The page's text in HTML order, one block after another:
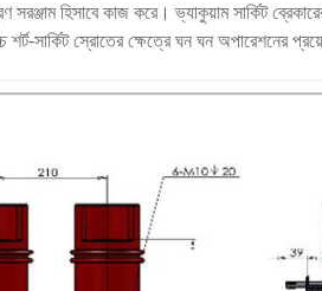
সরঞ্জাম হিসাবে কাজ করে। ভ্যাকুয়াম সার্কিট
শর্ট-সার্কিট স্রোতের ক্ষেত্রে ঘন ঘন অপারেশনের